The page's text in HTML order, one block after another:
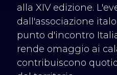
alla XIV edizione.
dall'associazione italo
punto d'incontro
rende omaggio ai
contribuiscono